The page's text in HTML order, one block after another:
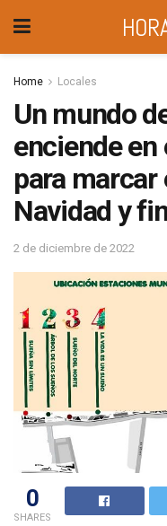
Home Locales
Un mundo
enciende en
para marcar
Navidad y
2 de diciembre de 2022
0
SHARES